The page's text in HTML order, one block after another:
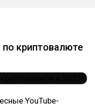
криптовалюте
YouTube-